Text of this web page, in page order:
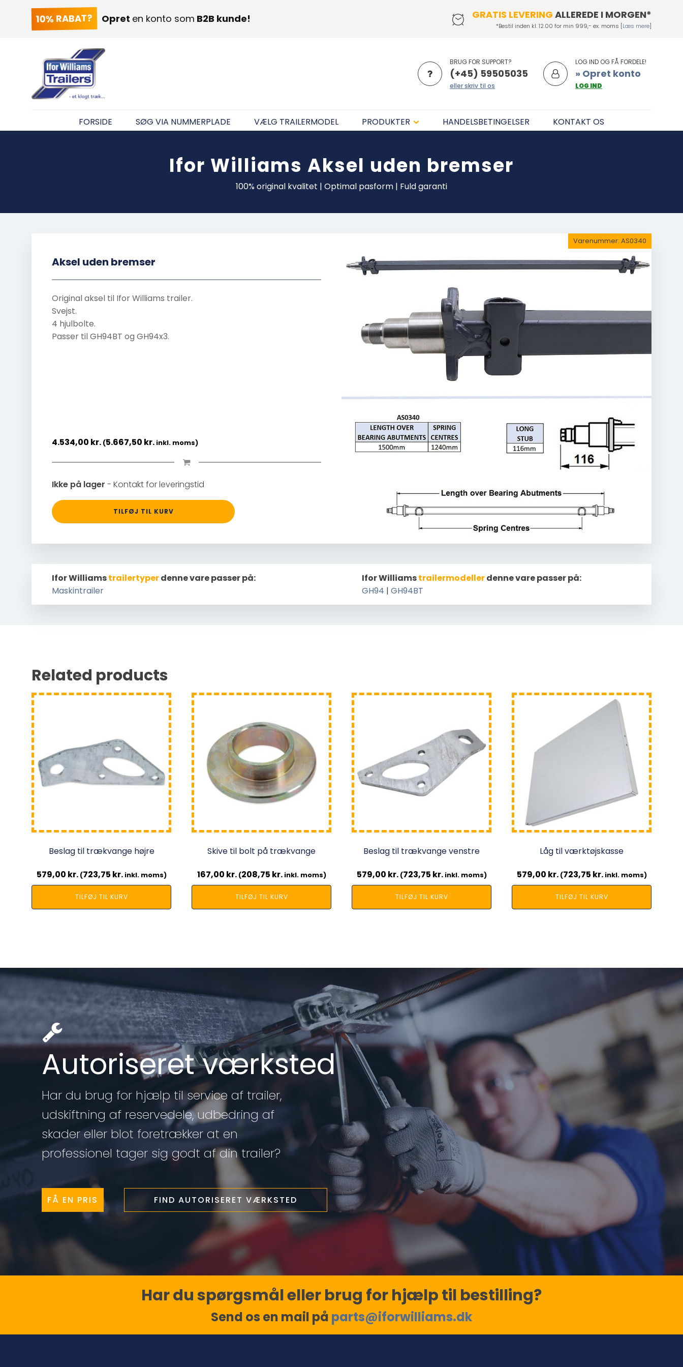
10% RABAT? Opret en konto som B2B kunde! GRATIS LEVERING ALLEREDE I MORGEN*
*Bestil inden kl. 12.00 for min 999,- ex. moms [Læs mere]
BRUG FOR SUPPORT?
(+45) 59505035
eller skriv til os
LOG IND OG FÅ FORDELE!
» Opret konto
LOG IND
FORSIDE SØG VIA NUMMERPLADE VÆLG TRAILERMODEL PRODUKTER HANDELSBETINGELSER KONTAKT OS
Ifor Williams Aksel uden bremser
100% original kvalitet | Optimal pasform | Fuld garanti
Aksel uden bremser
Original aksel til Ifor Williams trailer.
Svejst.
4 hjulbolte.
Passer til GH94BT og GH94x3.
4.534,00 kr. (5.667,50 kr. inkl. moms)
Ikke på lager - Kontakt for leveringstid
TILFØJ TIL KURV
Varenummer: AS0340
Ifor Williamstrailertyperdenne vare passer på:
Maskintrailer
Ifor Williamstrailermodellerdenne vare passer på:
GH94 | GH94BT
Related products
Beslag til trækvange højre
579,00 kr. (723,75 kr.inkl. moms)
TILFØJ TIL KURV
Skive til bolt på trækvange
167,00 kr. (208,75 kr.inkl. moms)
TILFØJ TIL KURV
Beslag til trækvange venstre
579,00 kr. (723,75 kr.inkl. moms)
TILFØJ TIL KURV
Låg til værktøjskasse
579,00 kr. (723,75 kr.inkl. moms)
TILFØJ TIL KURV
Autoriseret værksted
Har du brug for hjælp til service af trailer,
udskiftning af reservedele, udbedring af
skader eller blot foretrækker at en
professionel tager sig godt af din trailer?
FÅ EN PRIS FIND AUTORISERET VÆRKSTED
Har du spørgsmål eller brug for hjælp til bestilling?
Send os en mail på parts@iforwilliams.dk